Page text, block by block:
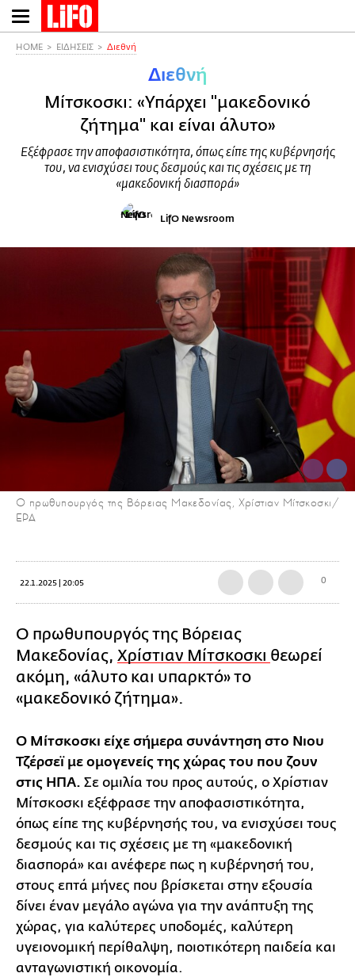
Παράκαμψη
προς
HOME ΕΙΔΗΣΕΙΣ Διεθνή
Διεθνή
Μίτσκοσκι: «Υπάρχει "μακεδονικό
ζήτημα" και είναι άλυτο»
Εξέφρασε την αποφασιστικότητα, όπως είπε της κυβέρνησής
του, να ενισχύσει τους δεσμούς και τις σχέσεις με τη
«μακεδονική διασπορά»
LifO Newsroom
Ο πρωθυπουργός της Βόρειας Μακεδονίας, Χρίστιαν Μίτσκοσκι/
ΕΡΑ
22.1.2025 | 20:05 0
Ο πρωθυπουργός της Βόρειας
Μακεδονίας, Χρίστιαν Μίτσκοσκι θεωρεί
ακόμη, «άλυτο και υπαρκτό» το
«μακεδονικό ζήτημα».
Ο Μίτσκοσκι είχε σήμερα συνάντηση στο Νιου
Τζέρσεϊ με ομογενείς της χώρας του που ζουν
στις ΗΠΑ. Σε ομιλία του προς αυτούς, ο Χρίστιαν
Μίτσκοσκι εξέφρασε την αποφασιστικότητα,
όπως είπε της κυβέρνησής του, να ενισχύσει τους
δεσμούς και τις σχέσεις με τη «μακεδονική
διασπορά» και ανέφερε πως η κυβέρνησή του,
στους επτά μήνες που βρίσκεται στην εξουσία
δίνει έναν μεγάλο αγώνα για την ανάπτυξη της
χώρας, για καλύτερες υποδομές, καλύτερη
υγειονομική περίθαλψη, ποιοτικότερη παιδεία και
ανταγωνιστική οικονομία.